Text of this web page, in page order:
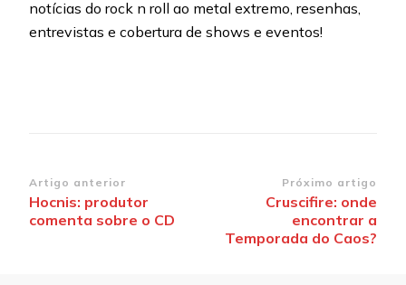
notícias do rock n roll ao metal extremo, resenhas,
entrevistas e cobertura de shows e eventos!
Navegação
de
Artigo anterior
Hocnis: produtor
comenta sobre o CD
Próximo artigo
Cruscifire: onde
encontrar a
Temporada do Caos?